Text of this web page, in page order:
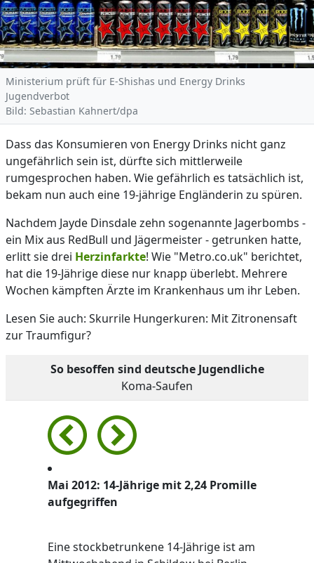
Ministerium prüft für E-Shishas und Energy Drinks
Jugendverbot
Bild: Sebastian Kahnert/dpa
Dass das Konsumieren von Energy Drinks nicht ganz
ungefährlich sein ist, dürfte sich mittlerweile
rumgesprochen haben. Wie gefährlich es tatsächlich ist,
bekam nun auch eine 19-jährige Engländerin zu spüren.
Nachdem Jayde Dinsdale zehn sogenannte Jagerbombs -
ein Mix aus RedBull und Jägermeister - getrunken hatte,
erlitt sie drei Herzinfarkte! Wie "Metro.co.uk" berichtet,
hat die 19-Jährige diese nur knapp überlebt. Mehrere
Wochen kämpften Ärzte im Krankenhaus um ihr Leben.
Lesen Sie auch: Skurrile Hungerkuren: Mit Zitronensaft
zur Traumfigur?
So besoffen sind deutsche Jugendliche
Koma-Saufen
Mai 2012: 14-Jährige mit 2,24 Promille
aufgegriffen
Eine stockbetrunkene 14-Jährige ist am